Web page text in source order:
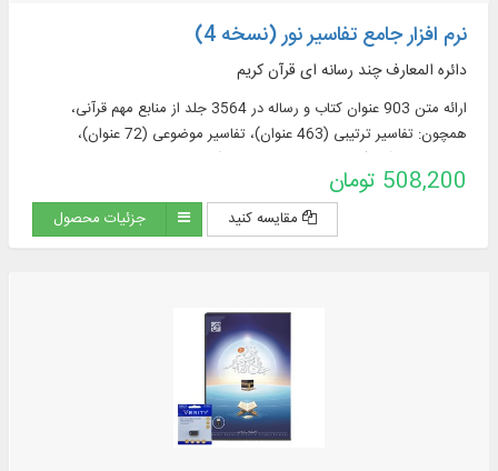
نرم افزار جامع تفاسیر نور (نسخه 4)
دائره المعارف چند رسانه ای قرآن کریم
ارائه متن 903 عنوان کتاب و رساله در 3564 جلد از منابع مهم قرآنی،
همچون: تفاسیر ترتیبی (463 عنوان)، تفاسیر موضوعی (72 عنوان)،
عنوان)، پرسمان‌های قرآنی (32 عنوان)
508,200 تومان
مقایسه کنید جزئیات محصول